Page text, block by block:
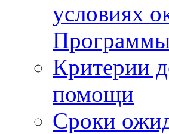
условиях
Программы
Критерии
помощи
Сроки